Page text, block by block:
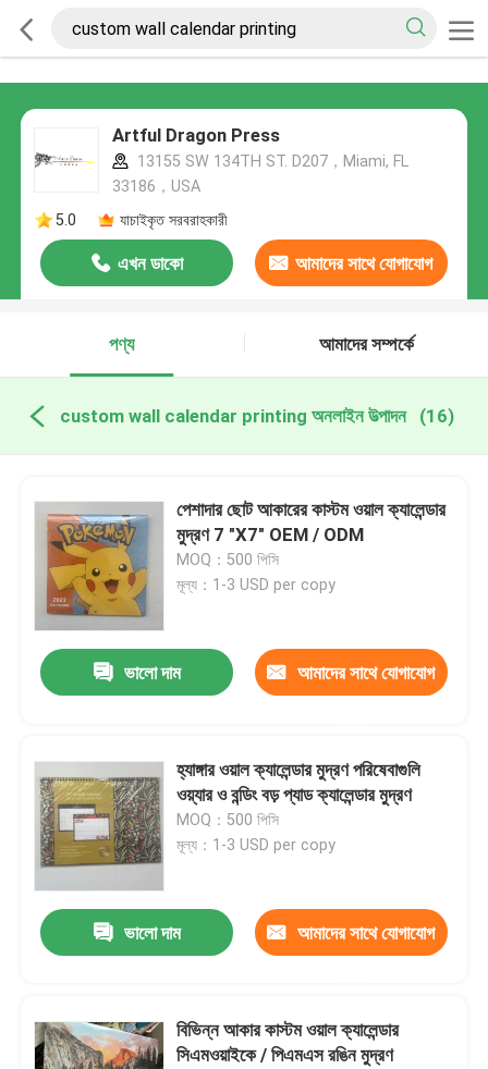
Artful Dragon Press
13155 SW 134TH ST. D207，Miami, FL
33186，USA
5.0
যাচাইকৃত সরবরাহকারী
এখন ডাকো আমাদের সাথে যোগাযোগ
পণ্য
আমাদের সম্পর্কে
custom wall calendar printing অনলাইন উত্পাদন (16)
পেশাদার ছোট আকারের কাস্টম ওয়াল ক্যালেন্ডার
মুদ্রণ 7 "X7" OEM / ODM
MOQ：500 পিসি
মূল্য：1-3 USD per copy
ভালো দাম আমাদের সাথে যোগাযোগ
হ্যাঙ্গার ওয়াল ক্যালেন্ডার মুদ্রণ পরিষেবাগুলি
ওয়্যার ও বন্ডিং বড় প্যাড ক্যালেন্ডার মুদ্রণ
MOQ：500 পিসি
মূল্য：1-3 USD per copy
ভালো দাম আমাদের সাথে যোগাযোগ
বিভিন্ন আকার কাস্টম ওয়াল ক্যালেন্ডার
সিএমওয়াইকে / পিএমএস রঙিন মুদ্রণ